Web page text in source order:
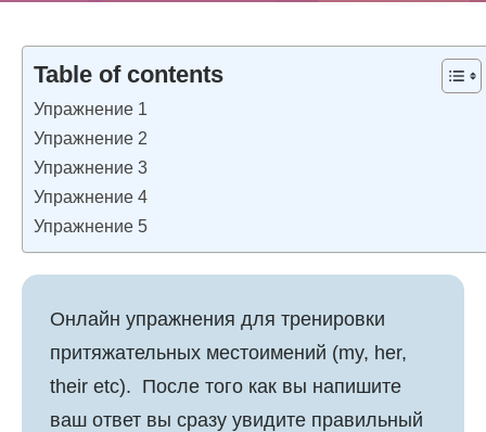
Table of contents
Упражнение 1
Упражнение 2
Упражнение 3
Упражнение 4
Упражнение 5
Онлайн упражнения для тренировки
притяжательных местоимений (my, her,
their etc). После того как вы напишите
ваш ответ вы сразу увидите правильный